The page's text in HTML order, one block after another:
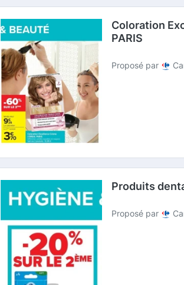
Coloration
PARIS
Proposé par
Produits
Proposé par